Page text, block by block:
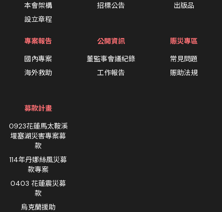
本會架構
設立章程
招標公告
出版品
專案報告
國內專案
海外救助
公開資訊
董監事會議紀錄
工作報告
賑災專區
常見問題
賑助法規
募款計畫
0923花蓮馬太鞍溪
堰塞湖災害專案募
款
114年丹娜絲風災募
款專案
0403 花蓮震災募
款
烏克蘭援助